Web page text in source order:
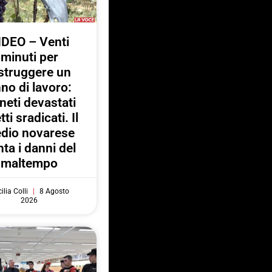
– Venti
minuti per
un
di lavoro:
devastati
sradicati. Il
novarese
i danni del
maltempo
Colli
8 Agosto
2026